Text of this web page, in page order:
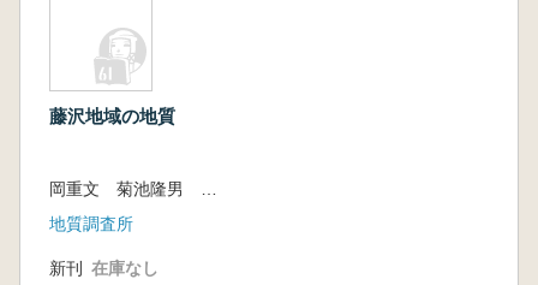
藤沢地域の地質
岡重文 菊池隆男 桂島茂
地質調査所
新刊 在庫なし